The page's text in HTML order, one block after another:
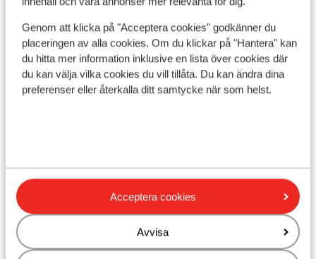
Genom att klicka på "Acceptera cookies" godkänner du
placeringen av alla cookies. Om du klickar på "Hantera" kan
du hitta mer information inklusive en lista över cookies där
du kan välja vilka cookies du vill tillåta. Du kan ändra dina
preferenser eller återkalla ditt samtycke när som helst.
Acceptera cookies
Avvisa
Visa på karta
I området
Avstånd till stranden ca 50 m
Avstånd till centrum: alanya är ca 15,0 km
Avstånd till bargata ca 15 km
Närmaste butiker ca 2 km